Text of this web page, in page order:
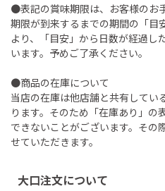
●表記の賞味期限は、お客様のお
期限が到来するまでの期間の「目
より、「目安」から日数が経過し
います。予めご了承ください。
●商品の在庫について
当店の在庫は他店舗と共有してい
ります。そのため「在庫あり」の
できないことがございます。その
せていただきます。
大口注文について